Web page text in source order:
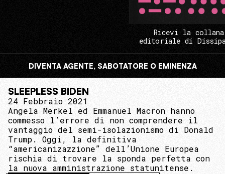
Ricevi la collana
editoriale di
DIVENTA AGENTE, SABOTATORE O EMINENZA
SLEEPLESS BIDEN
24 Febbraio 2021
Angela Merkel ed Emmanuel Macron hanno
commesso l’errore di non comprendere il
vantaggio del semi-isolazionismo di Donald
Trump. Oggi, la definitiva
“americanizazzione” dell’Unione Europea
rischia di trovare la sponda perfetta con
la nuova amministrazione statunitense.